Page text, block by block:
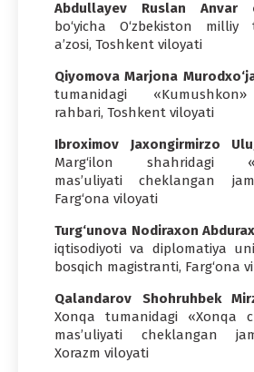
Abdullayev Ruslan Anvar
bo‘yicha O‘zbekiston milliy
a’zosi, Toshkent viloyati
Qiyomova Marjona
tumanidagi
rahbari, Toshkent viloyati
Ibroximov Jaxongirmirzo
Marg‘ilon shahridagi
mas’uliyati cheklangan
Farg‘ona viloyati
Turg‘unova Nodiraxon
iqtisodiyoti va diplomatiya
bosqich magistranti, Farg‘ona
Qalandarov Shohruhbek
Xonqa tumanidagi «Xonqa
mas’uliyati cheklangan
Xorazm viloyati